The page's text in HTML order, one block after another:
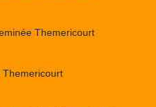
Themericourt
Themericourt